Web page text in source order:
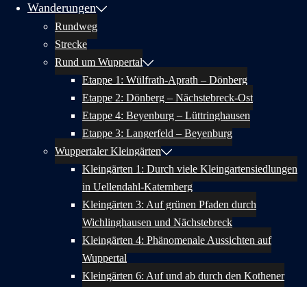
Wanderungen
Rundweg
Strecke
Rund um Wuppertal
Etappe 1: Wülfrath-Aprath – Dönberg
Etappe 2: Dönberg – Nächstebreck-Ost
Etappe 4: Beyenburg – Lüttringhausen
Etappe 3: Langerfeld – Beyenburg
Wuppertaler Kleingärten
Kleingärten 1: Durch viele Kleingartensiedlungen
in Uellendahl-Katernberg
Kleingärten 3: Auf grünen Pfaden durch
Wichlinghausen und Nächstebreck
Kleingärten 4: Phänomenale Aussichten auf
Wuppertal
Kleingärten 6: Auf und ab durch den Kothener